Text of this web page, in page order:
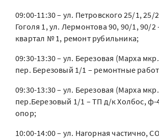
09:00-11:30 – ул. Петровского 25/1, 25/
Гоголя 1, ул. Лермонтова 90, 90/1, 90/2
квартал № 1, ремонт рубильника;
09:30-13:30 – ул. Березовая (Марха
пер. Березовый 1/1 – ремонтные
09:30-13:30 – ул. Березовая (Марха
пер.Березовый 1/1 – ТП д/к Холбос, ф-
опор;
10:00-14:00 – ул. Нагорная частично,